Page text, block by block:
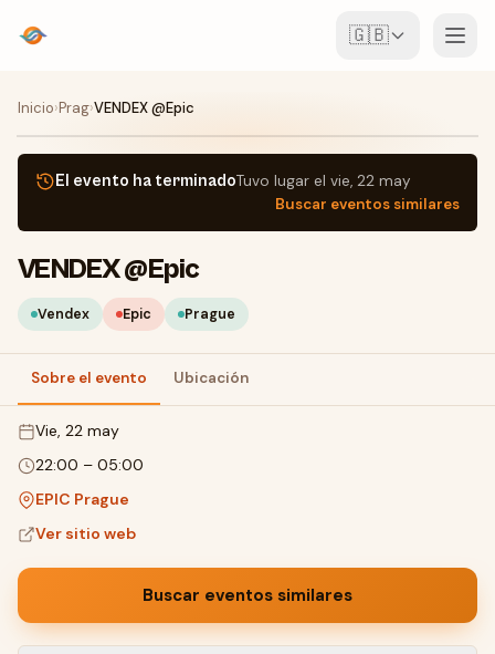
🇬🇧
Eventos
Mapa
Para organizadores
Crear evento
Inicio›Prag›VENDEX @Epic
El evento ha terminadoTuvo lugar el vie, 22 may
Buscar eventos similares
VENDEX @Epic
Vendex Epic Prague
Sobre el evento Ubicación
vie, 22 may
22:00 – 05:00
EPIC Prague
Ver sitio web
Buscar eventos similares